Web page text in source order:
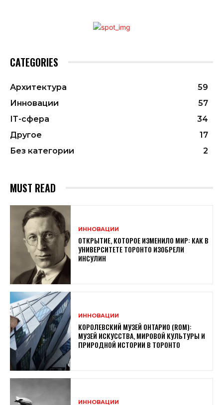
CATEGORIES
Архитектура
59
Инновации
57
ІТ-сфера
34
Другое
17
Без категории
2
MUST READ
ИННОВАЦИИ
ОТКРЫТИЕ, КОТОРОЕ ИЗМЕНИЛО МИР: КАК В
УНИВЕРСИТЕТЕ ТОРОНТО ИЗОБРЕЛИ
ИНСУЛИН
ИННОВАЦИИ
КОРОЛЕВСКИЙ МУЗЕЙ ОНТАРИО (ROM):
МУЗЕЙ ИСКУССТВА, МИРОВОЙ КУЛЬТУРЫ И
ПРИРОДНОЙ ИСТОРИИ В ТОРОНТО
ИННОВАЦИИ